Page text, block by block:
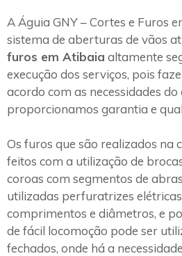
A Águia GNY – Cortes e Furos
sistema de aberturas de vãos
furos em Atibaia altamente
execução dos serviços, pois
acordo com as necessidades do
proporcionamos garantia e
Os furos que são realizados na
feitos com a utilização de
coroas com segmentos de
utilizadas perfuratrizes
comprimentos e diâmetros, e
de fácil locomoção pode ser
fechados, onde há a